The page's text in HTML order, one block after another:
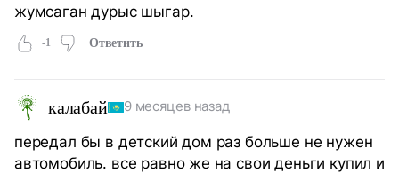
жумсаган дурыс шыгар.
-1 Ответить
калабай 9 месяцев назад
передал бы в детский дом раз больше не нужен
автомобиль. все равно же на свои деньги купил и